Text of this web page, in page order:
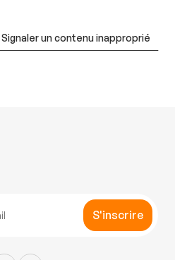
Signaler un contenu inapproprié
S'inscrire